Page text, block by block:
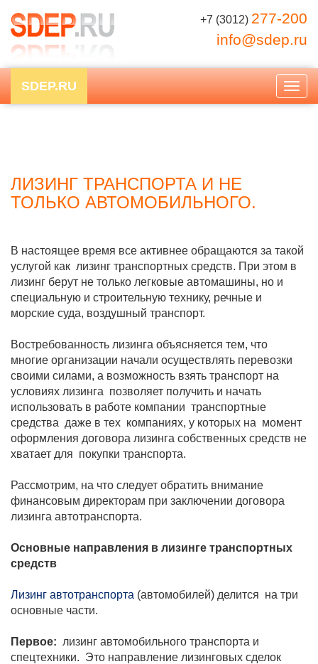
+7 (3012) 277-200
info@sdep.ru
SDEP.RU
ЛИЗИНГ ТРАНСПОРТА И НЕ
ТОЛЬКО АВТОМОБИЛЬНОГО.
В настоящее время все активнее обращаются за такой
услугой как лизинг транспортных средств. При этом в
лизинг берут не только легковые автомашины, но и
специальную и строительную технику, речные и
морские суда, воздушный транспорт.
Востребованность лизинга объясняется тем, что
многие организации начали осуществлять перевозки
своими силами, а возможность взять транспорт на
условиях лизинга позволяет получить и начать
использовать в работе компании транспортные
средства даже в тех компаниях, у которых на момент
оформления договора лизинга собственных средств не
хватает для покупки транспорта.
Рассмотрим, на что следует обратить внимание
финансовым директорам при заключении договора
лизинга автотранспорта.
Основные направления в лизинге транспортных
средств
Лизинг автотранспорта (автомобилей) делится на три
основные части.
Первое: лизинг автомобильного транспорта и
спецтехники. Это направление лизинговых сделок